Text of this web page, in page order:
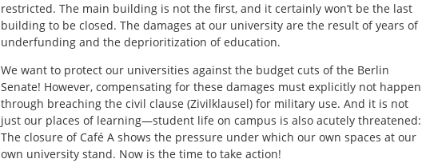
restricted. The main building is not the first, and it certainly won’t be the last
building to be closed. The damages at our university are the result of years of
underfunding and the deprioritization of education.
We want to protect our universities against the budget cuts of the Berlin
Senate! However, compensating for these damages must explicitly not happen
through breaching the civil clause (Zivilklausel) for military use. And it is not
just our places of learning—student life on campus is also acutely threatened:
The closure of Café A shows the pressure under which our own spaces at our
own university stand. Now is the time to take action!